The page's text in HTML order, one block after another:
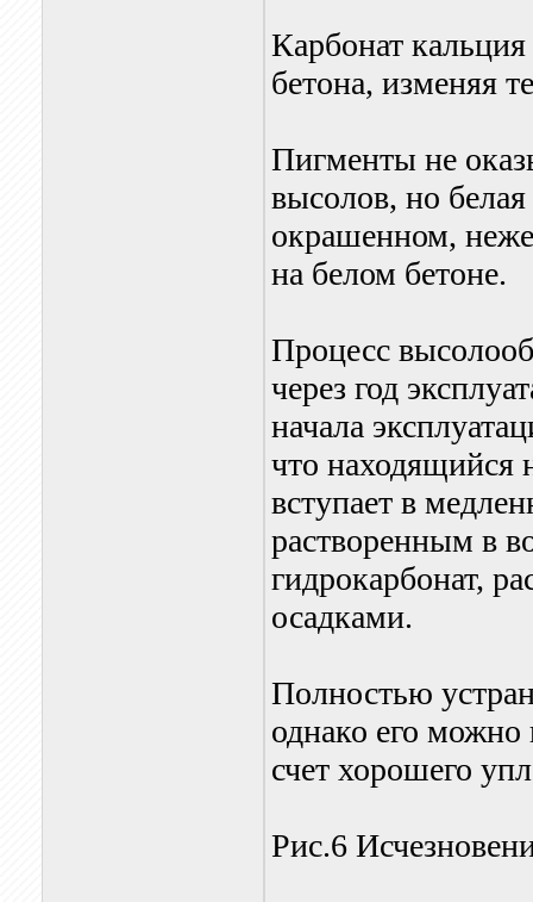
Карбонат
бетона, изменяя
Пигменты не
высолов, но
окрашенном,
на белом бетоне.
Процесс
через год
начала
что находящийся
вступает в
растворенным в
гидрокарбонат,
осадками.
Полностью
однако его
счет хорошего
Рис.6